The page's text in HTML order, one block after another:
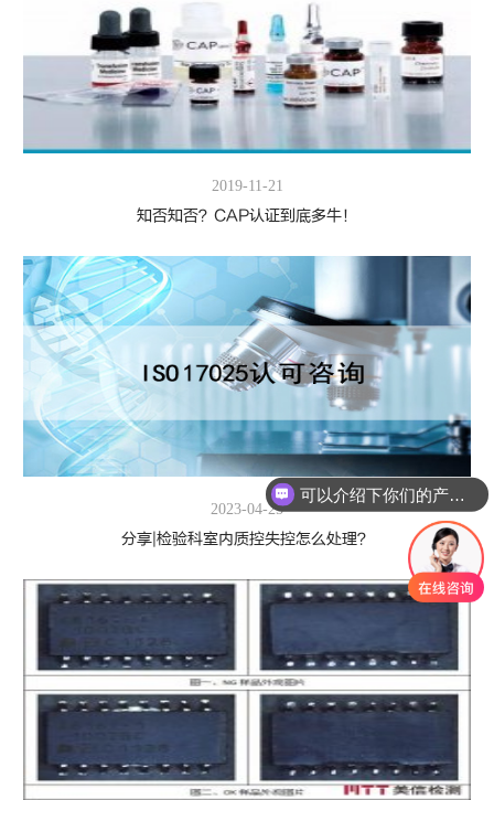
2019-11-21
知否知否？CAP认证到底多牛！
2023-04-25
分享|检验科室内质控失控怎么处理？
可以介绍下你们的产品么